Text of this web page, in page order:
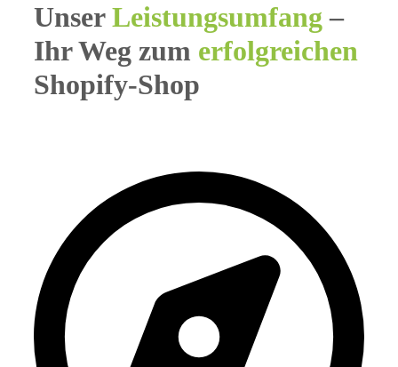
UnserLeistungsumfang–
Ihr Weg zum erfolgreichen
Shopify-Shop